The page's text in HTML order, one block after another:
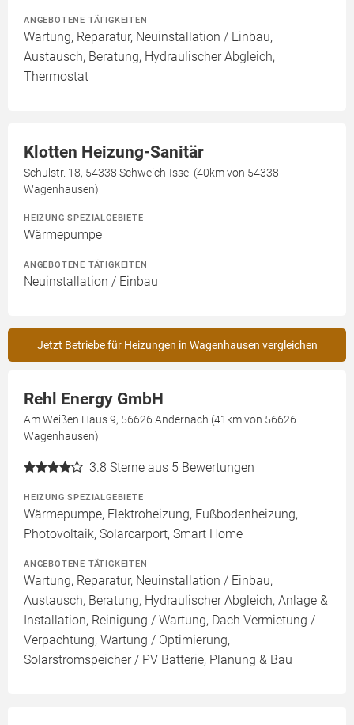
ANGEBOTENE TÄTIGKEITEN
Wartung, Reparatur, Neuinstallation / Einbau,
Austausch, Beratung, Hydraulischer Abgleich,
Thermostat
Klotten Heizung-Sanitär
Schulstr. 18, 54338 Schweich-Issel (40km von 54338
Wagenhausen)
HEIZUNG SPEZIALGEBIETE
Wärmepumpe
ANGEBOTENE TÄTIGKEITEN
Neuinstallation / Einbau
Jetzt Betriebe für Heizungen in Wagenhausen vergleichen
Rehl Energy GmbH
Am Weißen Haus 9, 56626 Andernach (41km von 56626
Wagenhausen)
3.8 Sterne aus 5 Bewertungen
HEIZUNG SPEZIALGEBIETE
Wärmepumpe, Elektroheizung, Fußbodenheizung,
Photovoltaik, Solarcarport, Smart Home
ANGEBOTENE TÄTIGKEITEN
Wartung, Reparatur, Neuinstallation / Einbau,
Austausch, Beratung, Hydraulischer Abgleich, Anlage &
Installation, Reinigung / Wartung, Dach Vermietung /
Verpachtung, Wartung / Optimierung,
Solarstromspeicher / PV Batterie, Planung & Bau